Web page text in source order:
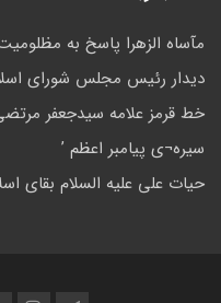
مآساه الزهرا پاسخ به
ديدار رئيس مجلس شوراى
خط قرمز علامه سیدجعفر
سيره¬ى پيامبر اعظم ’
حيات علی عليه السلام بقاى